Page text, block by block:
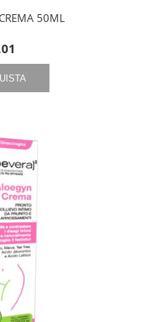
50ML